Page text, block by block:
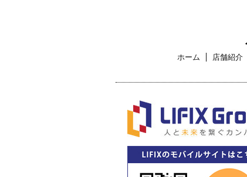
ホーム 店舗紹介